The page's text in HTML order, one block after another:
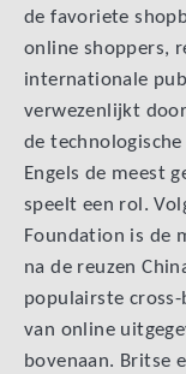
de favoriete
online shoppers,
internationale
verwezenlijkt
de
Engels de meest
speelt een rol.
Foundation is de
na de reuzen
populairste
van online
bovenaan. Britse